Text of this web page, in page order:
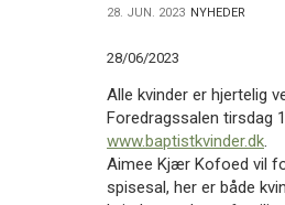
Værktøjskassen
BaptistKirken
28. JUN. 2023 NYHEDER
28/06/2023
Alle kvinder er hjertelig
Foredragssalen tirsdag
www.baptistkvinder.dk.
Aimee Kjær Kofoed vil
spisesal, her er både